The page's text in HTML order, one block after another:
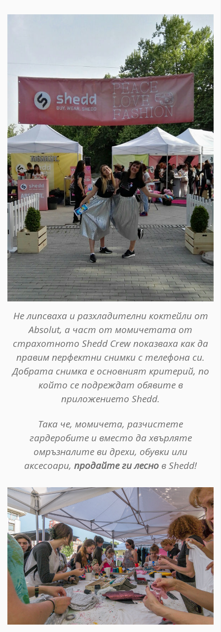
Не липсваха и разхладителни коктейли от
Absolut, а част от момичетата от
страхотното Shedd Crew показваха как да
правим перфектни снимки с телефона си.
Добрата снимка е основният критерий, по
който се подреждат обявите в
приложението Shedd.
Така че, момичета, разчистете
гардеробите и вместо да хвърляте
омръзналите ви дрехи, обувки или
аксесоари, продайте ги лесно в Shedd!